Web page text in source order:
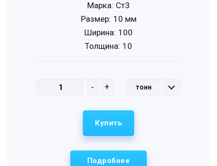
- + тонн
Марка: Ст3
Размер: 10 мм
Ширина: 100
Толщина: 10
Подробнее
Купить